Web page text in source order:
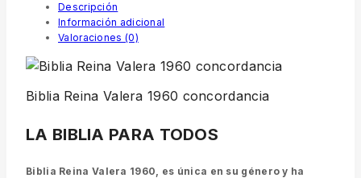
Descripción
Información adicional
Valoraciones (0)
Biblia Reina Valera 1960 concordancia
LA BIBLIA PARA TODOS
Biblia Reina Valera 1960, es única en su género y ha